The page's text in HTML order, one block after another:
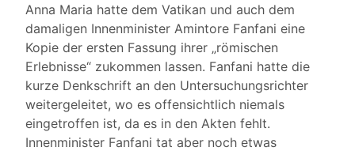
Anna Maria hatte dem Vatikan und auch dem
damaligen Innenminister Amintore Fanfani eine
Kopie der ersten Fassung ihrer „römischen
Erlebnisse“ zukommen lassen. Fanfani hatte die
kurze Denkschrift an den Untersuchungsrichter
weitergeleitet, wo es offensichtlich niemals
eingetroffen ist, da es in den Akten fehlt.
Innenminister Fanfani tat aber noch etwas